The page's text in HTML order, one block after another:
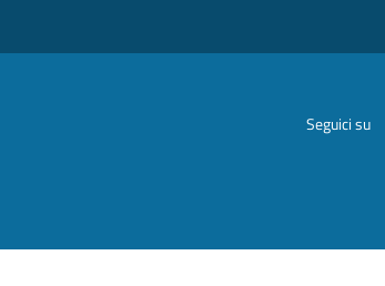
Seguici su